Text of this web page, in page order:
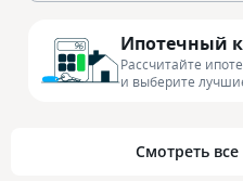
Ипотечный
Рассчитайте
и выберите
Смотреть